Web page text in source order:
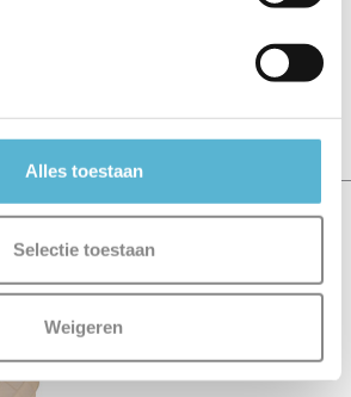
Alles toestaan
Selectie toestaan
Weigeren
geschreven over dit product..